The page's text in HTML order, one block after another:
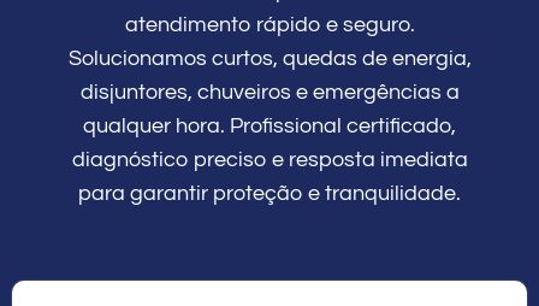
atendimento rápido e seguro.
Solucionamos curtos, quedas de energia,
disjuntores, chuveiros e emergências a
qualquer hora. Profissional certificado,
diagnóstico preciso e resposta imediata
para garantir proteção e tranquilidade.